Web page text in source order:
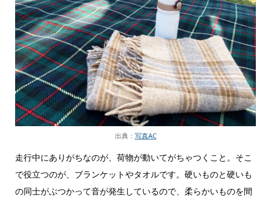
出典： 写真AC
走行中にありがちなのが、荷物が動いてがちゃつくこと。そこ
で役立つのが、ブランケットやタオルです。硬いものと硬いも
の同士がぶつかって音が発生しているので、柔らかいものを間